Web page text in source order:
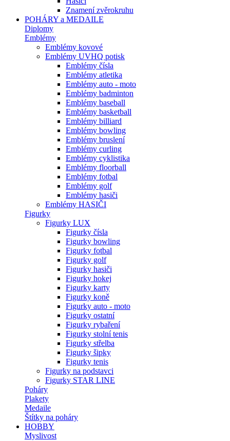
Znamení zvěrokruhu
POHÁRY a MEDAILE
Diplomy
Emblémy
Emblémy kovové
Emblémy UVHQ potisk
Emblémy čísla
Emblémy atletika
Emblémy auto - moto
Emblémy badminton
Emblémy baseball
Emblémy basketball
Emblémy billiard
Emblémy bowling
Emblémy bruslení
Emblémy curling
Emblémy cyklistika
Emblémy floorball
Emblémy fotbal
Emblémy golf
Emblémy hasiči
Emblémy HASIČI
Figurky
Figurky LUX
Figurky čísla
Figurky bowling
Figurky fotbal
Figurky golf
Figurky hasiči
Figurky hokej
Figurky karty
Figurky koně
Figurky auto - moto
Figurky ostatní
Figurky rybaření
Figurky stolní tenis
Figurky střelba
Figurky šipky
Figurky tenis
Figurky na podstavci
Figurky STAR LINE
Poháry
Plakety
Medaile
Štítky na poháry
HOBBY
Myslivost